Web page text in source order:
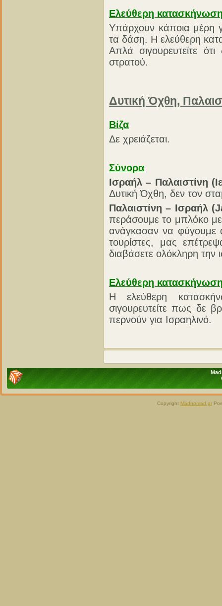
Ελεύθερη
Υπάρχουν κάποια μέρη
τα δάση. Η ελεύθερη
Απλά σιγουρευτείτε
στρατού.
Δυτική Όχθη,
Βίζα
Δε χρειάζεται.
Σύνορα
Ισραήλ – Παλαιστίνη
Δυτική Όχθη, δεν τον
Παλαιστίνη – Ισραήλ
περάσουμε το μπλόκο με
ανάγκασαν να
τουρίστες, μας
διαβάσετε ολόκληρη την
Ελεύθερη
Η ελεύθερη
σιγουρευτείτε πως δε
περνούν για Ισραηλινό.
Copyright Madnomad.gr